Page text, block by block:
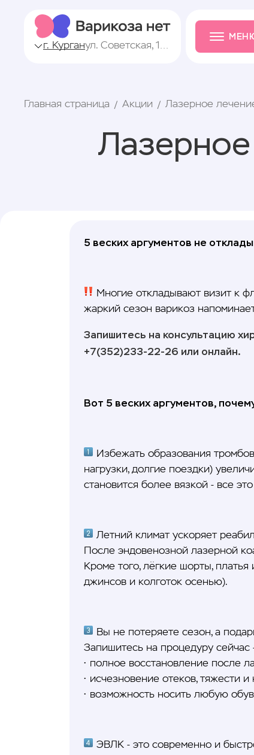
г. Курган ул. Советская, 148
Главная страница Акции Лазерное
5 веских аргументов не
Многие откладывают визит к
жаркий сезон варикоз
Запишитесь на консультацию
+7(352)233-22-26 или онлайн.
Вот 5 веских аргументов,
Избежать образования
нагрузки, долгие поездки)
становится более вязкой - все
Летний климат ускоряет
После эндовенозной лазерной
Кроме того, лёгкие шорты,
джинсов и колготок осенью).
Вы не потеряете сезон, а
Запишитесь на процедуру
• полное восстановление после
• исчезновение отеков, тяжести
• возможность носить любую
ЭВЛК - это современно и